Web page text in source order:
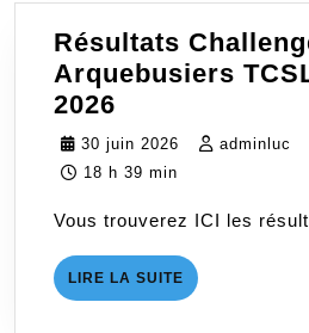
Résultats
Arquebusiers
2026
Challenge
Arquebusiers
du
27
juin
30 juin 2026
30
adminluc
18 h 39 min
Vous trouverez ICI les
LIRE LA SUITE LIRE
LA